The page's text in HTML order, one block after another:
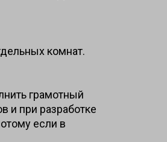
комнат.
грамотный
и при разработке
если в